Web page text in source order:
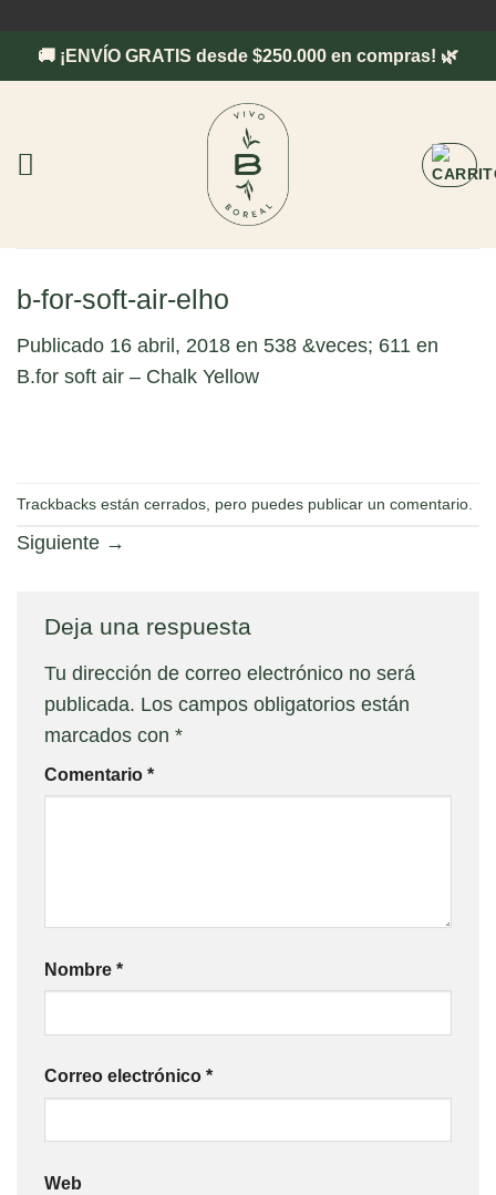
contenido
🚚 ¡ENVÍO GRATIS desde $250.000 en compras! 🌿
b-for-soft-air-elho
Publicado 16 abril, 2018 en 538 &veces; 611 en
B.for soft air – Chalk Yellow
Trackbacks están cerrados, pero puedes publicar un comentario
Siguiente →
Deja una respuesta
Tu dirección de correo electrónico no será
publicada. Los campos obligatorios están
marcados con *
Comentario *
Nombre *
Correo electrónico *
Web